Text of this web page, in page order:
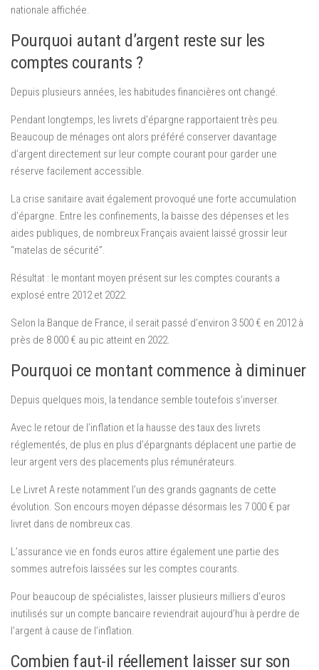
nationale affichée.
Pourquoi autant d’argent reste sur les
comptes courants ?
Depuis plusieurs années, les habitudes financières ont changé.
Pendant longtemps, les livrets d’épargne rapportaient très peu.
Beaucoup de ménages ont alors préféré conserver davantage
d’argent directement sur leur compte courant pour garder une
réserve facilement accessible.
La crise sanitaire avait également provoqué une forte accumulation
d’épargne. Entre les confinements, la baisse des dépenses et les
aides publiques, de nombreux Français avaient laissé grossir leur
“matelas de sécurité”.
Résultat : le montant moyen présent sur les comptes courants a
explosé entre 2012 et 2022.
Selon la Banque de France, il serait passé d’environ 3 500 € en 2012 à
près de 8 000 € au pic atteint en 2022.
Pourquoi ce montant commence à diminuer
Depuis quelques mois, la tendance semble toutefois s’inverser.
Avec le retour de l’inflation et la hausse des taux des livrets
réglementés, de plus en plus d’épargnants déplacent une partie de
leur argent vers des placements plus rémunérateurs.
Le Livret A reste notamment l’un des grands gagnants de cette
évolution. Son encours moyen dépasse désormais les 7 000 € par
livret dans de nombreux cas.
L’assurance vie en fonds euros attire également une partie des
sommes autrefois laissées sur les comptes courants.
Pour beaucoup de spécialistes, laisser plusieurs milliers d’euros
inutilisés sur un compte bancaire reviendrait aujourd’hui à perdre de
l’argent à cause de l’inflation.
Combien faut-il réellement laisser sur son